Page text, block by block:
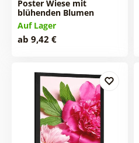
Poster Wiese mit
blühenden Blumen
Auf Lager
ab 9,42 €